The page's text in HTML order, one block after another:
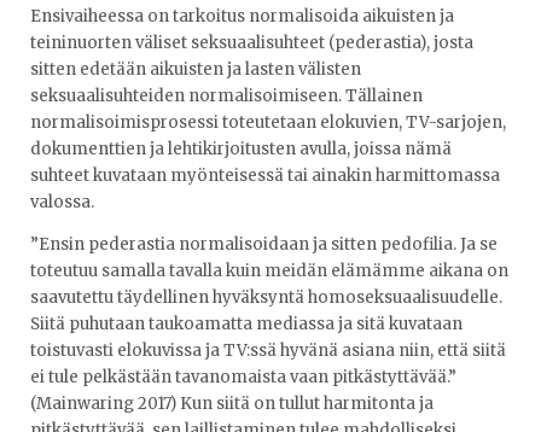
Ensivaiheessa on tarkoitus normalisoida aikuisten ja
teininuorten väliset seksuaalisuhteet (pederastia), josta
sitten edetään aikuisten ja lasten välisten
seksuaalisuhteiden normalisoimiseen. Tällainen
normalisoimisprosessi toteutetaan elokuvien, TV-sarjojen,
dokumenttien ja lehtikirjoitusten avulla, joissa nämä
suhteet kuvataan myönteisessä tai ainakin harmittomassa
valossa.
”Ensin pederastia normalisoidaan ja sitten pedofilia. Ja se
toteutuu samalla tavalla kuin meidän elämämme aikana on
saavutettu täydellinen hyväksyntä homoseksuaalisuudelle.
Siitä puhutaan taukoamatta mediassa ja sitä kuvataan
toistuvasti elokuvissa ja TV:ssä hyvänä asiana niin, että siitä
ei tule pelkästään tavanomaista vaan pitkästyttävää.”
(Mainwaring 2017) Kun siitä on tullut harmitonta ja